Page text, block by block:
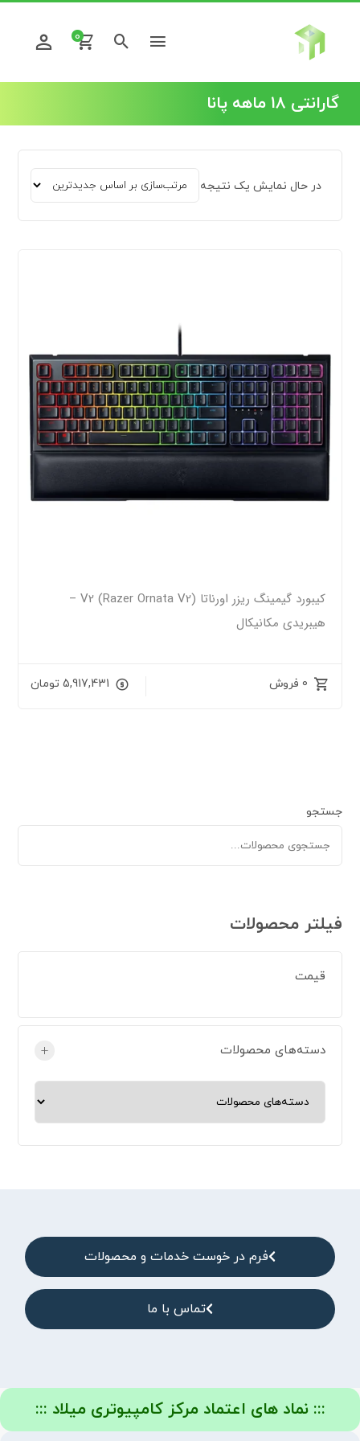
0
گارانتی 18 ماهه پانا
در حال نمایش یک نتیجه
کیبورد گیمینگ ریزر اورناتا V2 (Razer Ornata V2) –
هیبریدی مکانیکال
0 فروش 5,917,431 تومان
جستجو
فیلتر محصولات
قیمت
دسته‌های محصولات +
فرم در خوست خدمات و محصولات
تماس با ما
::: نماد های اعتماد مرکز کامپیوتری میلاد :::